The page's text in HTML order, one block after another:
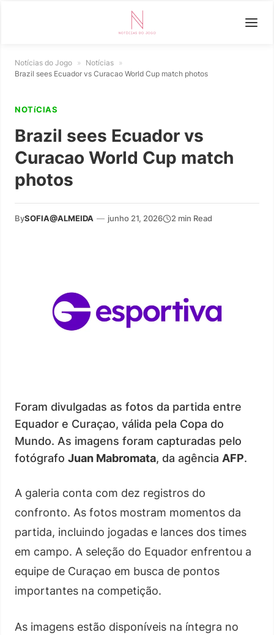
Notícias do Jogo » Notícias »
Brazil sees Ecuador vs Curacao World Cup match photos
NOTíCIAS
Brazil sees Ecuador vs
Curacao World Cup match
photos
BySOFIA@ALMEIDA — junho 21, 2026 2 min Read
Foram divulgadas as fotos da partida entre
Equador e Curaçao, válida pela Copa do
Mundo. As imagens foram capturadas pelo
fotógrafo Juan Mabromata, da agência AFP.
A galeria conta com dez registros do
confronto. As fotos mostram momentos da
partida, incluindo jogadas e lances dos times
em campo. A seleção do Equador enfrentou a
equipe de Curaçao em busca de pontos
importantes na competição.
As imagens estão disponíveis na íntegra no